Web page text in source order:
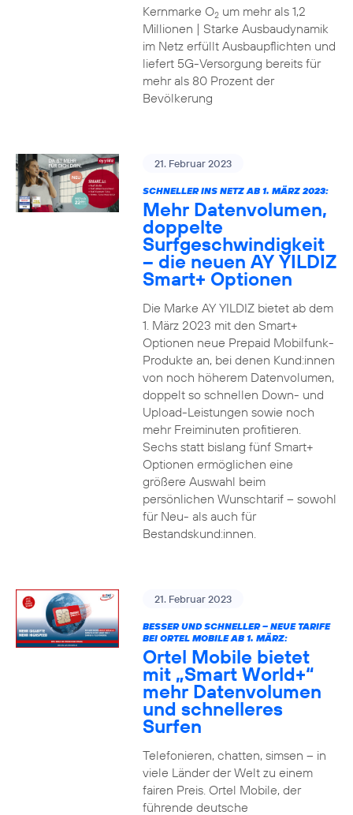
Kernmarke O2um mehr als 1,2
Millionen | Starke Ausbaudynamik
im Netz erfüllt Ausbaupflichten und
liefert 5G-Versorgung bereits für
mehr als 80 Prozent der
Bevölkerung
21. Februar 2023
SCHNELLER INS NETZ AB 1. MÄRZ 2023:
Mehr Datenvolumen,
doppelte
Surfgeschwindigkeit
– die neuen AY YILDIZ
Smart+ Optionen
Die Marke AY YILDIZ bietet ab dem
1. März 2023 mit den Smart+
Optionen neue Prepaid Mobilfunk-
Produkte an, bei denen Kund:innen
von noch höherem Datenvolumen,
doppelt so schnellen Down- und
Upload-Leistungen sowie noch
mehr Freiminuten profitieren.
Sechs statt bislang fünf Smart+
Optionen ermöglichen eine
größere Auswahl beim
persönlichen Wunschtarif – sowohl
für Neu- als auch für
Bestandskund:innen.
21. Februar 2023
BESSER UND SCHNELLER – NEUE TARIFE
BEI ORTEL MOBILE AB 1. MÄRZ:
Ortel Mobile bietet
mit „Smart World+“
mehr Datenvolumen
und schnelleres
Surfen
Telefonieren, chatten, simsen – in
viele Länder der Welt zu einem
fairen Preis. Ortel Mobile, der
führende deutsche